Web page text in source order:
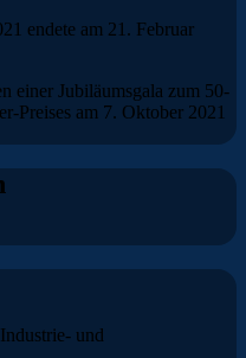
endete am 21. Februar
einer Jubiläumsgala zum 50-
Preises am 7. Oktober 2021
und